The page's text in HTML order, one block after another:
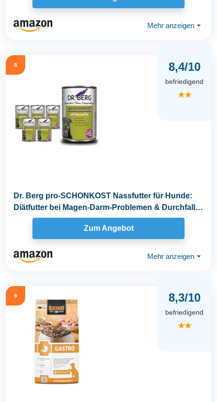
Mehr anzeigen ⏷
8 8,4/10
befriedigend
★★
Dr. Berg pro-SCHONKOST Nassfutter für Hunde:
Diätfutter bei Magen-Darm-Problemen & Durchfall
Zum Angebot
Mehr anzeigen ⏷
9 8,3/10
befriedigend
★★